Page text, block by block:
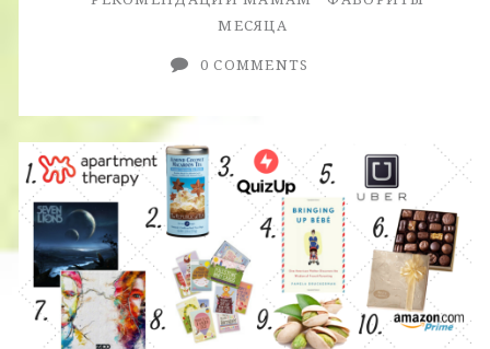
Молодой
МЕСЯЦА
0 COMMENTS